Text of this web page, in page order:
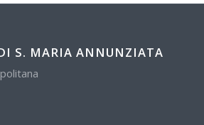
S. MARIA ANNUNZIATA